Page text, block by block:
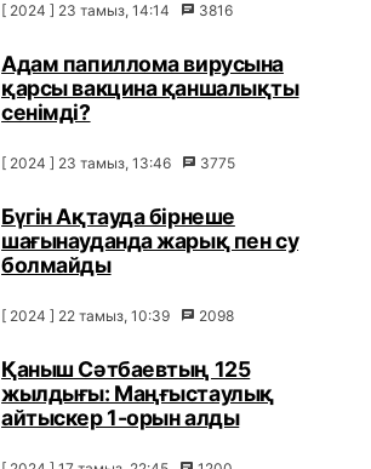
[ 2024 ] 23 тамыз, 14:14 3816
Адам папиллома вирусына
қарсы вакцина қаншалықты
сенімді?
[ 2024 ] 23 тамыз, 13:46 3775
Бүгін Ақтауда бірнеше
шағынауданда жарық пен су
болмайды
[ 2024 ] 22 тамыз, 10:39 2098
Қаныш Сәтбаевтың 125
жылдығы: Маңғыстаулық
айтыскер 1-орын алды